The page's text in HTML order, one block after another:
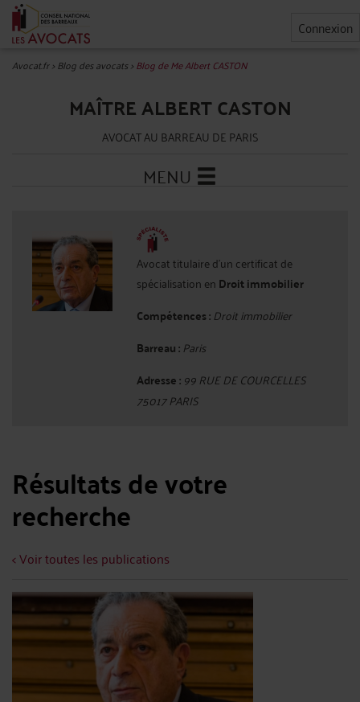
Connexion
Avocat.fr>Blog des avocats>Blog de Me Albert CASTON
MAÎTRE ALBERT CASTON
AVOCAT AU BARREAU DE PARIS
MENU
Avocat titulaire d'un certificat de
spécialisation en Droit immobilier
Compétences : Droit immobilier
Barreau : Paris
Adresse : 99 RUE DE COURCELLES
75017 PARIS
Résultats de votre
recherche
< Voir toutes les publications